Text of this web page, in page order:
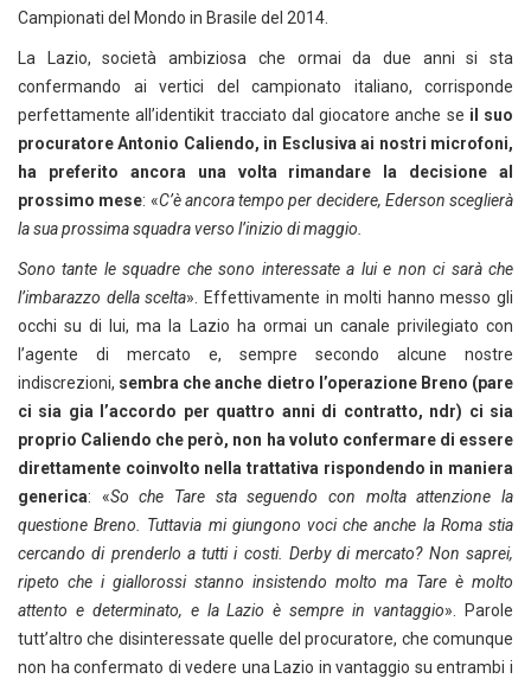
Campionati del Mondo in Brasile del 2014.
La Lazio, società ambiziosa che ormai da due anni si sta
confermando ai vertici del campionato italiano, corrisponde
perfettamente all’identikit tracciato dal giocatore anche se il suo
procuratore Antonio Caliendo, in Esclusiva ai nostri microfoni,
ha preferito ancora una volta rimandare la decisione al
prossimo mese: «C’è ancora tempo per decidere, Ederson sceglierà
la sua prossima squadra verso l’inizio di maggio.
Sono tante le squadre che sono interessate a lui e non ci sarà che
l’imbarazzo della scelta». Effettivamente in molti hanno messo gli
occhi su di lui, ma la Lazio ha ormai un canale privilegiato con
l’agente di mercato e, sempre secondo alcune nostre
indiscrezioni, sembra che anche dietro l’operazione Breno (pare
ci sia gia l’accordo per quattro anni di contratto, ndr) ci sia
proprio Caliendo che però, non ha voluto confermare di essere
direttamente coinvolto nella trattativa rispondendo in maniera
generica: «So che Tare sta seguendo con molta attenzione la
questione Breno. Tuttavia mi giungono voci che anche la Roma stia
cercando di prenderlo a tutti i costi. Derby di mercato? Non saprei,
ripeto che i giallorossi stanno insistendo molto ma Tare è molto
attento e determinato, e la Lazio è sempre in vantaggio». Parole
tutt’altro che disinteressate quelle del procuratore, che comunque
non ha confermato di vedere una Lazio in vantaggio su entrambi i